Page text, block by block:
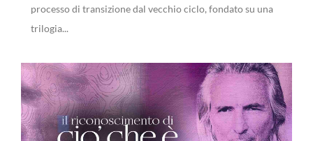
processo di transizione dal vecchio ciclo, fondato su una
trilogia...